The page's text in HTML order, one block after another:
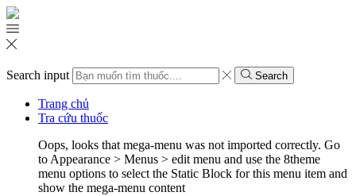
Search input Search
Trang chủ
Tra cứu thuốc
Oops, looks that mega-menu was not imported correctly. Go
to Appearance > Menus > edit menu and use the 8theme
menu options to select the Static Block for this menu item and
show the mega-menu content